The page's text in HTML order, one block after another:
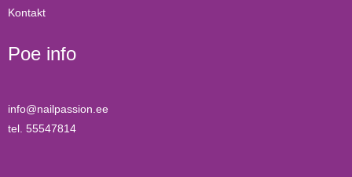
Kontakt
Poe info
info@nailpassion.ee
tel. 55547814